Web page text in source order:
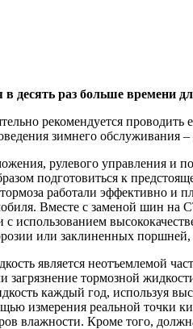
десять раз больше времени
рекомендуется
зимнего
рулевого управления и
подготовиться к
работали эффективно и
Вместе с заменой шин на
с использованием
или заклиненных
является неотъемлемой
загрязнение тормозной
каждый год, используя
измерения реальной точки
влажности. Кроме того,